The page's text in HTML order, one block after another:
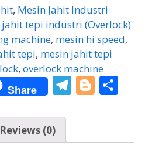
, Mesin Jahit Industri
jahit tepi industri (Overlock)
machine, mesin hi speed,
tepi, mesin jahit tepi
, overlock machine
Share T
gr
Bl
g e
Reviews (0)